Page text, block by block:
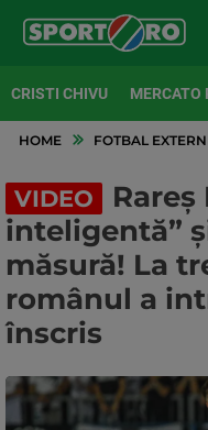
CRISTI CHIVU MERCATO
HOME FOTBAL EXTERN
VIDEO
inteligentă”
măsură! La
românul a
înscris